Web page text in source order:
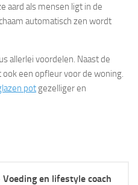
aard als mensen ligt in de
automatisch zen wordt
allerlei voordelen. Naast de
een opfleur voor de woning.
pot gezelliger en
en lifestyle coach